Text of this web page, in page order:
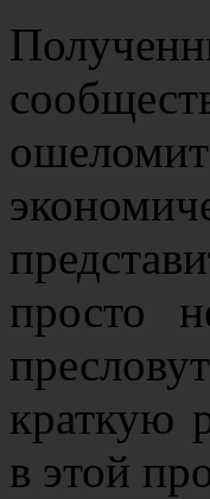
просто
краткую
в этой